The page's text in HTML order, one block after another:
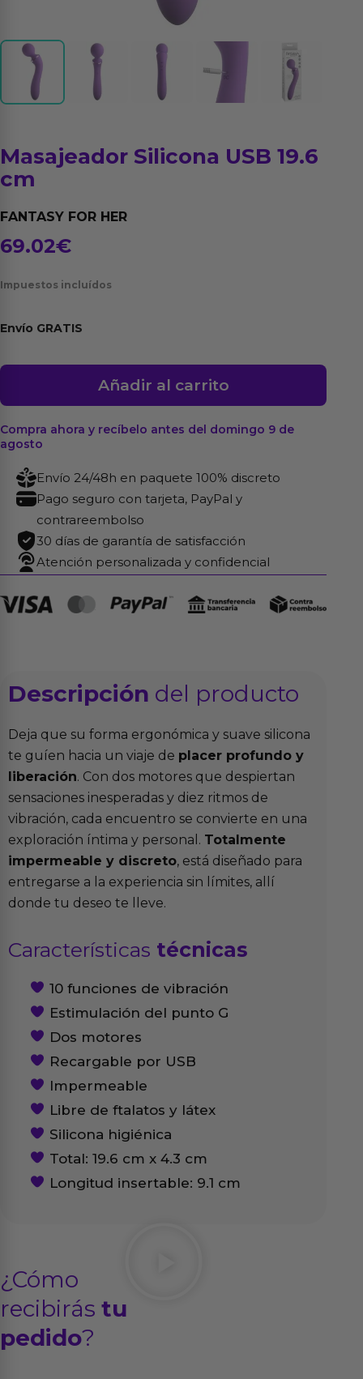
Masajeador Silicona USB 19.6
cm
FANTASY FOR HER
69.02€
Impuestos incluídos
Envío GRATIS
Masajeador
19.6
cantidad
Añadir al carrito
Compra ahora y recíbelo antes del domingo 9 de
agosto
Envío 24/48h en paquete 100% discreto
Pago seguro con tarjeta, PayPal y
contrareembolso
30 días de garantía de satisfacción
Atención personalizada y confidencial
Descripción del producto
Deja que su forma ergonómica y suave silicona
te guíen hacia un viaje de placer profundo y
liberación. Con dos motores que despiertan
sensaciones inesperadas y diez ritmos de
vibración, cada encuentro se convierte en una
exploración íntima y personal. Totalmente
impermeable y discreto, está diseñado para
entregarse a la experiencia sin límites, allí
donde tu deseo te lleve.
Características técnicas
10 funciones de vibración
Estimulación del punto G
Dos motores
Recargable por USB
Impermeable
Libre de ftalatos y látex
Silicona higiénica
Total: 19.6 cm x 4.3 cm
Longitud insertable: 9.1 cm
¿Cómo
recibirás tu
pedido?